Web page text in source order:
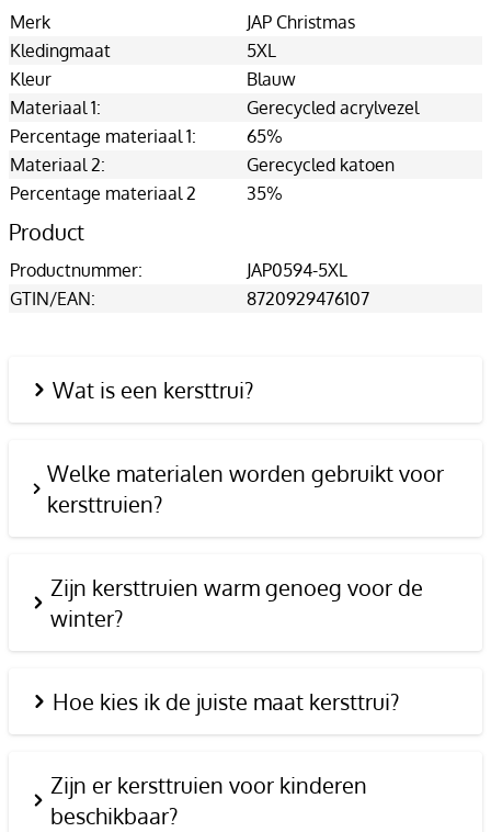
Merk
JAP Christmas
Kledingmaat
5XL
Kleur
Blauw
Materiaal 1:
Gerecycled acrylvezel
Percentage materiaal 1:
65%
Materiaal 2:
Gerecycled katoen
Percentage materiaal 2
35%
Product
Productnummer:
JAP0594-5XL
GTIN/EAN:
8720929476107
Wat is een kersttrui?
Welke materialen worden gebruikt voor
kersttruien?
Zijn kersttruien warm genoeg voor de
winter?
Hoe kies ik de juiste maat kersttrui?
Zijn er kersttruien voor kinderen
beschikbaar?